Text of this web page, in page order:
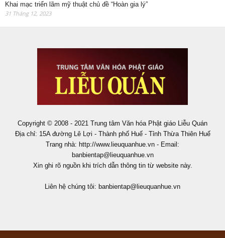
Khai mạc triển lãm mỹ thuật chủ đề “Hoàn gia lý”
31 Tháng 12, 2023
Copyright © 2008 - 2021 Trung tâm Văn hóa Phật giáo Liễu Quán
Địa chỉ: 15A đường Lê Lợi - Thành phố Huế - Tỉnh Thừa Thiên Huế
Trang nhà: http://www.lieuquanhue.vn - Email:
banbientap@lieuquanhue.vn
Xin ghi rõ nguồn khi trích dẫn thông tin từ website này.
Liên hệ chúng tôi: banbientap@lieuquanhue.vn